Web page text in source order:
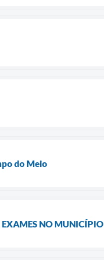
do Meio
EXAMES NO MUNICÍPIO